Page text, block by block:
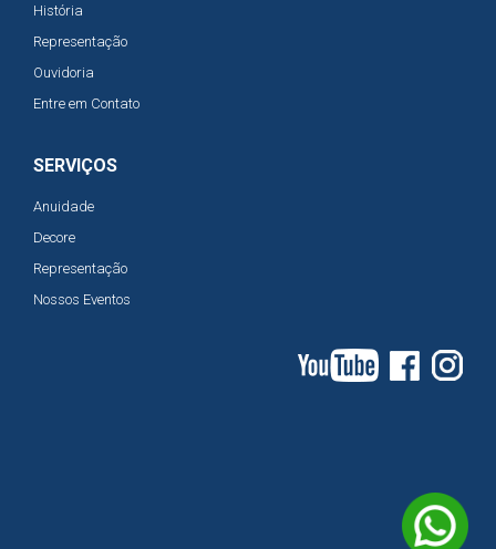
História
Representação
Ouvidoria
Entre em Contato
SERVIÇOS
Anuidade
Decore
Representação
Nossos Eventos